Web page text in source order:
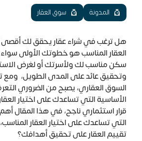
المدونة سوق العقار
هل ترغب في شراء عقار يحقق لك أقصى
العقار المناسب هو خطوتك الأولى
سكن مناسب لك ولأسرتك أو لغرض
وتحقيق عائد على المدى الطويل، ومع
السوق العقاري، يصبح من الضروري
الأساسية التي تساعدك على اختيار
قرار استثماري ناجح، في هذا المقال
التي تساعدك على اختيار العقار
تقييم العقار على تحقيق أهدافك؟